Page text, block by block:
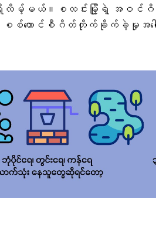
တော့ရှိလိမ့်မယ်။စလင်းမြို့ရဲ့ အဝ
က စစ်ကောင်စီဂိတ်တိုက်ခိုက်ခဲ့မှုအပေ